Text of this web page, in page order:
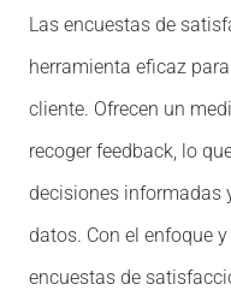
Las encuestas de
herramienta eficaz
cliente. Ofrecen un
recoger feedback, lo
decisiones informadas
datos. Con el enfoque
encuestas de